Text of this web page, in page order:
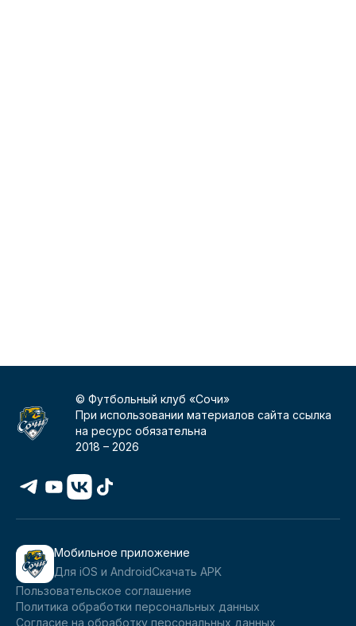
© Футбольный клуб «Сочи»
При использовании материалов сайта ссылка
на ресурс обязательна
2018 –2026
Мобильное приложение
Для iOS и AndroidСкачать APK
Пользовательское соглашение
Политика обработки персональных данных
Согласие на обработку персональных данных